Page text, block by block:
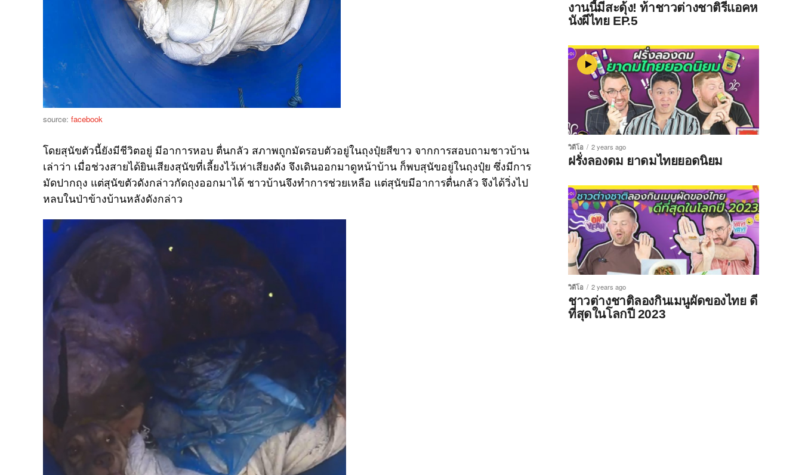
source: facebook
โดยสุนัขตัวนี้ยังมีชีวิตอยู่ มีอาการหอบ ตื่นกลัว สภาพถูกมัดรอบตัวอยู่ในถุงปุ๋ยสีขาว จากการสอบถามชาวบ้าน
เล่าว่า เมื่อช่วงสายได้ยินเสียงสุนัขที่เลี้ยงไว้เห่าเสียงดัง จึงเดินออกมาดูหน้าบ้าน ก็พบสุนัขอยู่ในถุงปุ๋ย ซึ่งมีการ
มัดปากถุง แต่สุนัขตัวดังกล่าวกัดถุงออกมาได้ ชาวบ้านจึงทำการช่วยเหลือ แต่สุนัขมีอาการตื่นกลัว จึงได้วิ่งไป
หลบในป่าข้างบ้านหลังดังกล่าว
งานนี้มีสะดุ้ง! ท้าชาวต่างชาติรีแอคห
นังผีไทย EP.5
วิดีโอ 2 years ago
ฝรั่งลองดม ยาดมไทยยอดนิยม
วิดีโอ 2 years ago
ชาวต่างชาติลองกินเมนูผัดของไทย ดี
ที่สุดในโลกปี 2023